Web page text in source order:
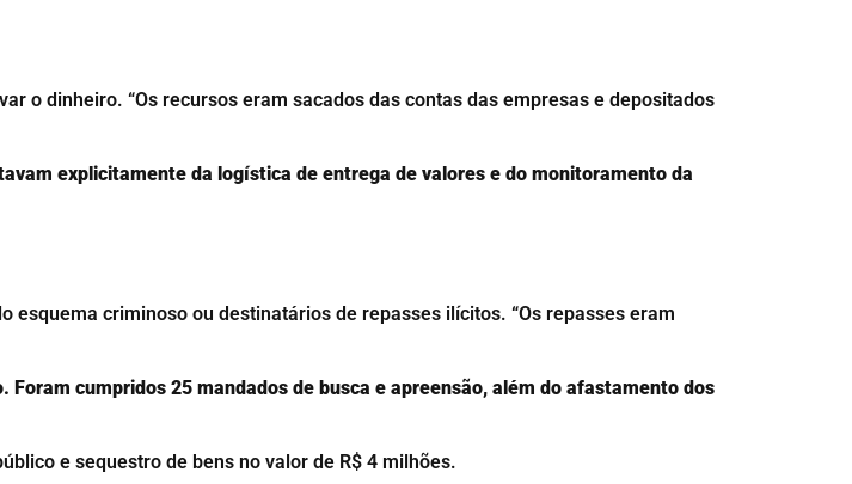
o dinheiro. “Os recursos eram sacados das contas das empresas e depositados
explicitamente da logística de entrega de valores e do monitoramento da
criminoso ou destinatários de repasses ilícitos. “Os repasses eram
cumpridos 25 mandados de busca e apreensão, além do afastamento dos
e sequestro de bens no valor de R$ 4 milhões.